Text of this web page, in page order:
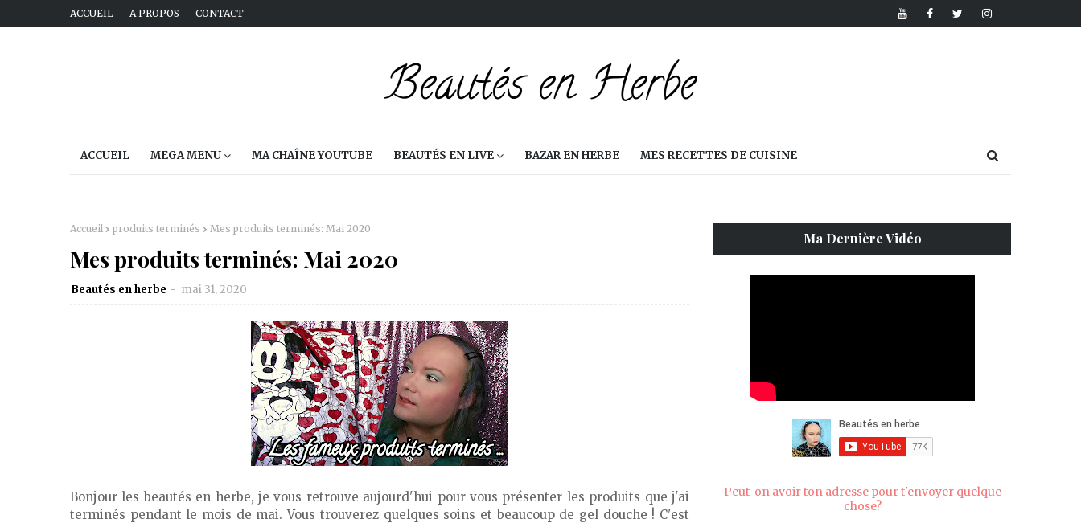
ACCUEIL A PROPOS CONTACT
ACCUEIL MEGA MENU MA CHAÎNE YOUTUBE BEAUTÉS EN LIVE BAZAR EN HERBE MES RECETTES DE CUISINE
Accueil produits terminés Mes produits terminés: Mai 2020
Mes produits terminés: Mai 2020
Beautés en herbe mai 31, 2020
Bonjour les beautés en herbe, je vous retrouve aujourd'hui pour vous présenter les produits que j'ai
terminés pendant le mois de mai. Vous trouverez quelques soins et beaucoup de gel douche ! C'est
Ma Dernière Vidéo
Peut-on avoir ton adresse pour t'envoyer quelque
chose?